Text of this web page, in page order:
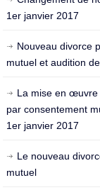
1er janvier 2017
Nouveau divorce
mutuel et audition
La mise en œuvre
par consentement
1er janvier 2017
Le nouveau
mutuel